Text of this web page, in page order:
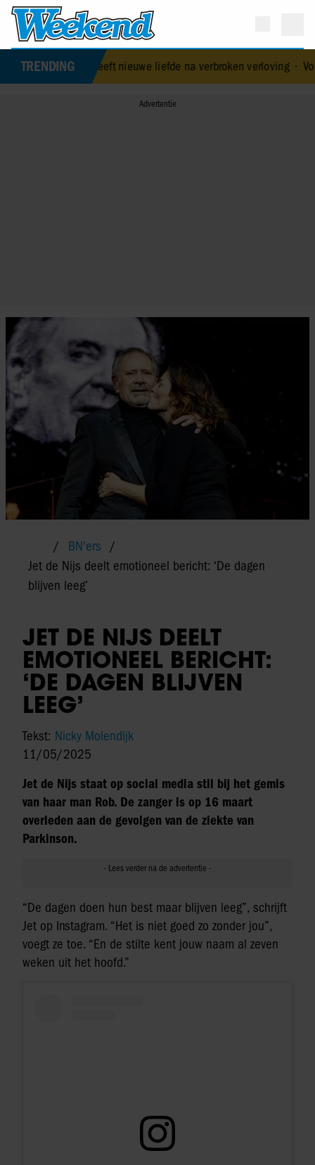
TRENDING
Geluk heeft nieuwe liefde na verbroken verloving• Voormalig
BN'ers
Jet de Nijs deelt emotioneel bericht: ‘De dagen
blijven leeg’
JET DE NIJS DEELT
EMOTIONEEL BERICHT:
‘DE DAGEN BLIJVEN
LEEG’
Tekst: Nicky Molendijk
11/05/2025
Jet de Nijs staat op social media stil bij het gemis
van haar man Rob. De zanger is op 16 maart
overleden aan de gevolgen van de ziekte van
Parkinson.
“De dagen doen hun best maar blijven leeg”, schrijft
Jet op Instagram. “Het is niet goed zo zonder jou”,
voegt ze toe. “En de stilte kent jouw naam al zeven
weken uit het hoofd.”